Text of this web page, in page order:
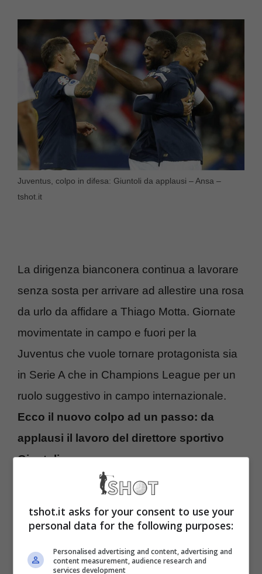
Juventus, colpo in difesa: Giuntoli da applausi – Ansa –
tshot.it
La dirigenza bianconera continua a lavorare
senza sosta per arrivare ad allestire una rosa
da urlo da affidare a Thiago Motta. Giornate
movimentate in campo e fuori per la
Juventus che vuole tornare protagonista sia
in Serie A che in Champions League per un
ruolo suggestivo in campo internazionale.
Ecco il nuovo colpo ad un passo: da
applausi il lavoro del direttore sportivo
Giuntoli.
Juventus, nuovo affare per
Thiago Motta: ormai ci
siamo
tshot.it asks for your consent to use your
personal data for the following purposes:
Personalised advertising and content, advertising and
content measurement, audience research and
services development